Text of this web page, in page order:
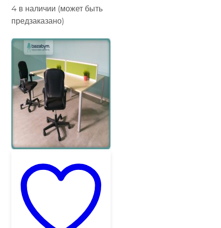
4 в наличии (может быть
предзаказано)